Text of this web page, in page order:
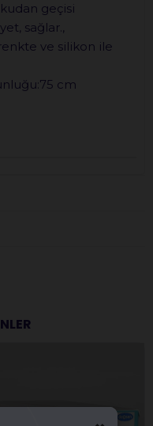
geçisi
sağlar.,
ve silikon ile
cm